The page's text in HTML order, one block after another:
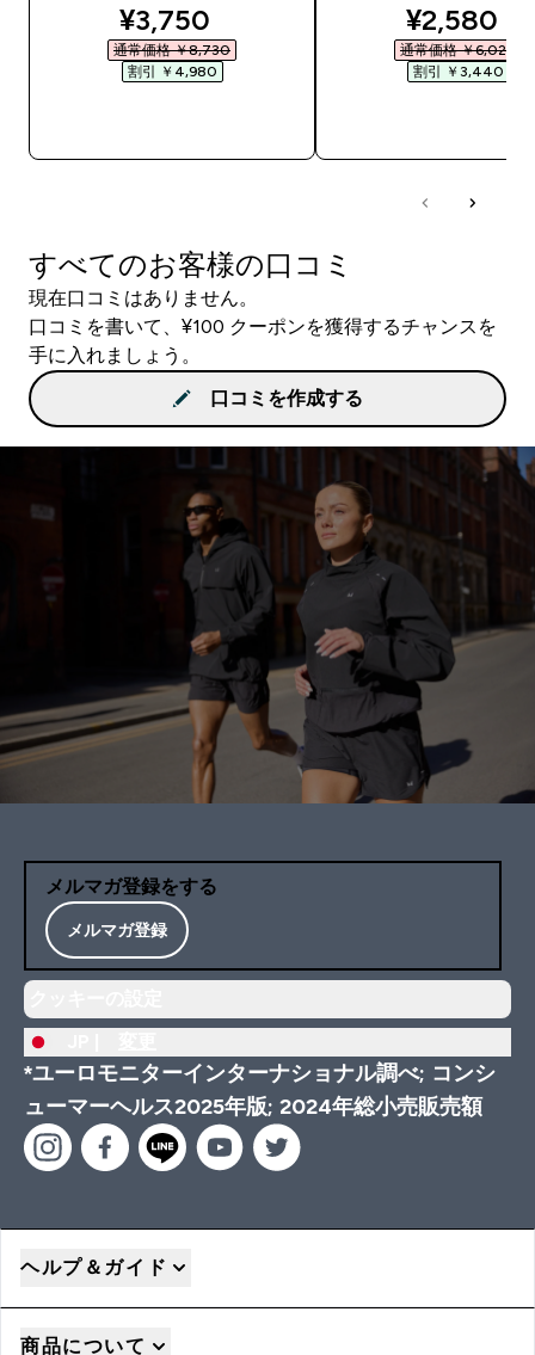
discounted price
¥3,750‎
通常価格 ￥8,730‎
割引 ￥4,980‎
¥2,580‎
通常価格 ￥6,020‎
割引 ￥3,440‎
すべてのお客様の口コミ
現在口コミはありません。
口コミを書いて、¥100 クーポンを獲得するチャンスを
手に入れましょう。
口コミを作成する
メルマガ登録をする
メルマガ登録
*ユーロモニターインターナショナル調べ; コンシ
ューマーヘルス2025年版; 2024年総小売販売額
ヘルプ＆ガイド
商品について